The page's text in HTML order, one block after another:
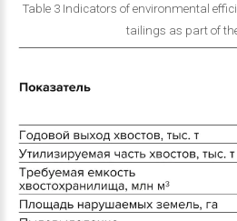
Table 3 Indicators of environmental
tailings as part of